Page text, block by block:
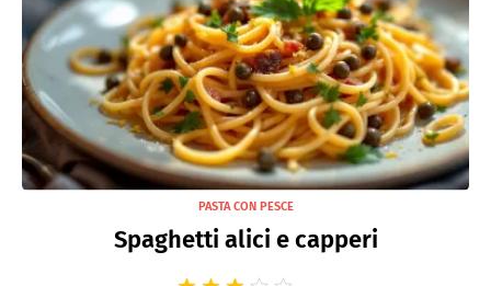
PASTA CON PESCE
Spaghetti alici e capperi